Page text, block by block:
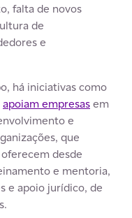
falta de novos
de
e
há iniciativas como
apoiam empresasem
e
que
desde
e mentoria,
e apoio jurídico, de